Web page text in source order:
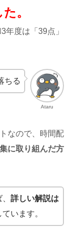
。
度は「39点」
Ataru
ちる
なので、時間配
に取り組んだ方
詳しい解説は
ています。